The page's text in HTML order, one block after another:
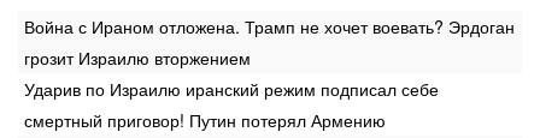
Война с Ираном отложена. Трамп не хочет воевать? Эрдоган
грозит Израилю вторжением
Ударив по Израилю иранский режим подписал себе
смертный приговор! Путин потерял Армению